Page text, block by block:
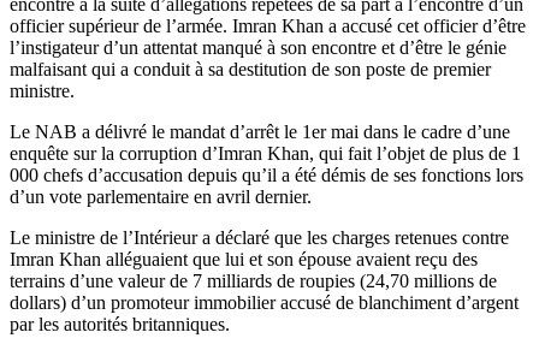
officier supérieur de l’armée. Imran Khan a accusé cet officier d’être
l’instigateur d’un attentat manqué à son encontre et d’être le génie
malfaisant qui a conduit à sa destitution de son poste de premier
ministre.
Le NAB a délivré le mandat d’arrêt le 1er mai dans le cadre d’une
enquête sur la corruption d’Imran Khan, qui fait l’objet de plus de 1
000 chefs d’accusation depuis qu’il a été démis de ses fonctions lors
d’un vote parlementaire en avril dernier.
Le ministre de l’Intérieur a déclaré que les charges retenues contre
Imran Khan alléguaient que lui et son épouse avaient reçu des
terrains d’une valeur de 7 milliards de roupies (24,70 millions de
dollars) d’un promoteur immobilier accusé de blanchiment d’argent
par les autorités britanniques.